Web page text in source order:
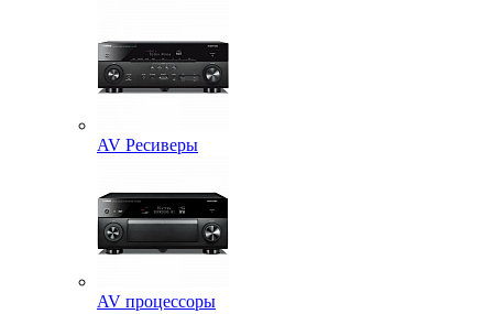
AV Ресиверы
AV процессоры